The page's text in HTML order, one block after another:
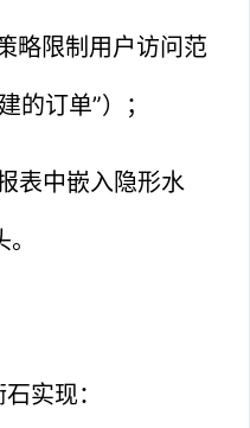
略限制用户访问范
的订单”）；
表中嵌入隐形水
实现：